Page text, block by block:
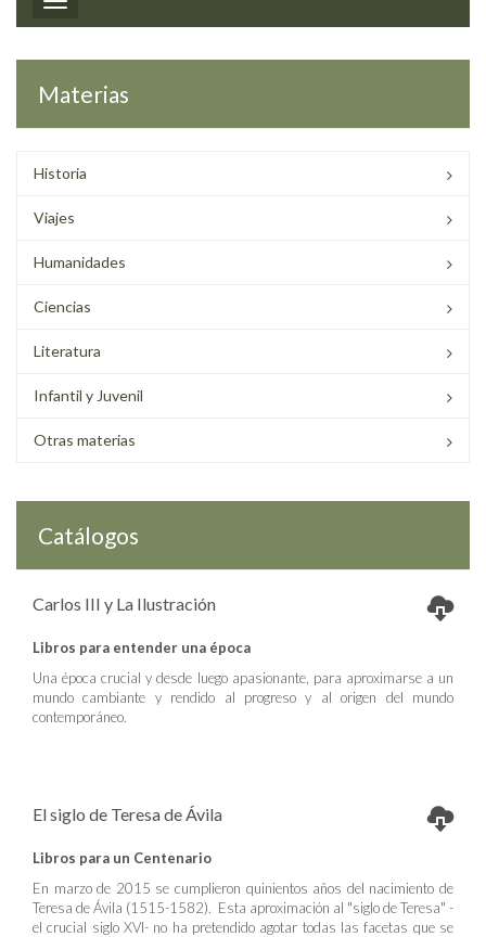
Materias
Historia
Viajes
Humanidades
Ciencias
Literatura
Infantil y Juvenil
Otras materias
Catálogos
Carlos III y La Ilustración
Libros para entender una época
Una época crucial y desde luego apasionante, para aproximarse a un
mundo cambiante y rendido al progreso y al origen del mundo
contemporáneo.
El siglo de Teresa de Ávila
Libros para un Centenario
En marzo de 2015 se cumplieron quinientos años del nacimiento de
Teresa de Ávila (1515-1582). Esta aproximación al "siglo de Teresa" -
el crucial siglo XVI- no ha pretendido agotar todas las facetas que se